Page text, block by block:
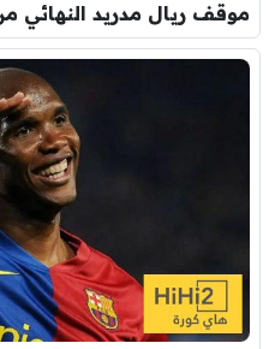
موقف ريال مدريد النهائي